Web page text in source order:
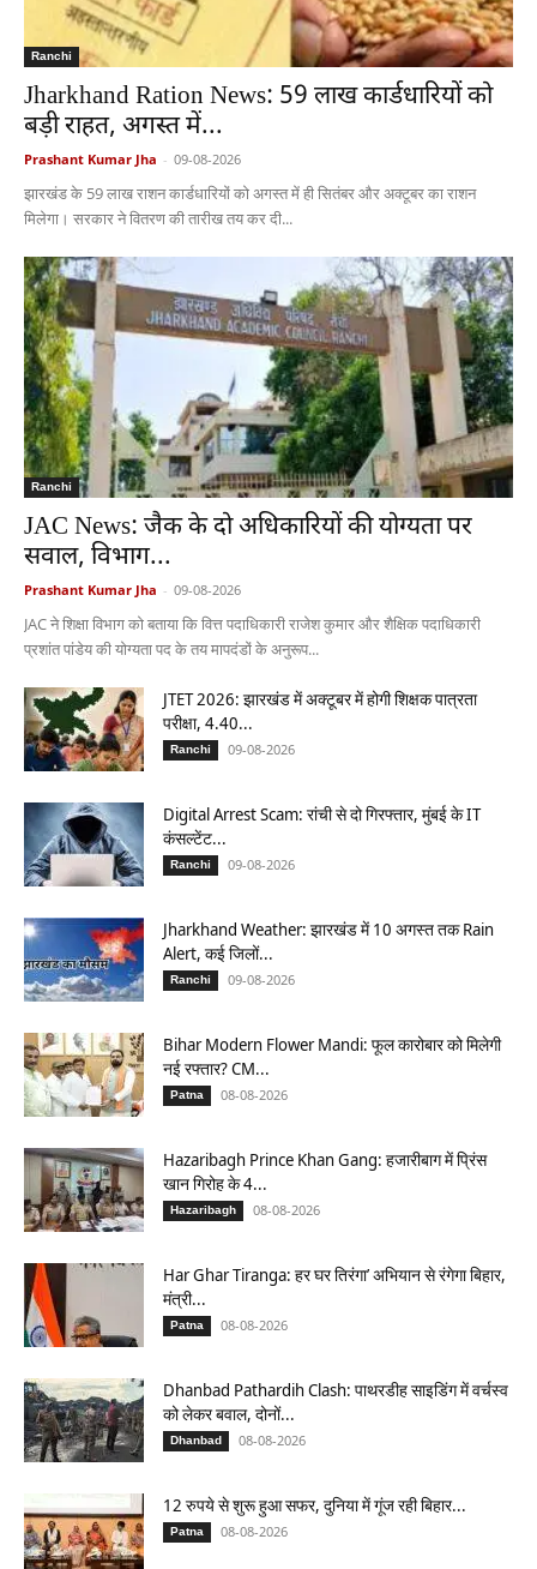
Ranchi
Jharkhand Ration News: 59 लाख कार्डधारियों को
बड़ी राहत, अगस्त में...
Prashant Kumar Jha - 09-08-2026
झारखंड के 59 लाख राशन कार्डधारियों को अगस्त में ही सितंबर और अक्टूबर का राशन
मिलेगा। सरकार ने वितरण की तारीख तय कर दी...
Ranchi
JAC News: जैक के दो अधिकारियों की योग्यता पर
सवाल, विभाग...
Prashant Kumar Jha - 09-08-2026
JAC ने शिक्षा विभाग को बताया कि वित्त पदाधिकारी राजेश कुमार और शैक्षिक पदाधिकारी
प्रशांत पांडेय की योग्यता पद के तय मापदंडों के अनुरूप...
JTET 2026: झारखंड में अक्टूबर में होगी शिक्षक पात्रता
परीक्षा, 4.40...
Ranchi 09-08-2026
Digital Arrest Scam: रांची से दो गिरफ्तार, मुंबई के IT
कंसल्टेंट...
Ranchi 09-08-2026
Jharkhand Weather: झारखंड में 10 अगस्त तक Rain
Alert, कई जिलों...
Ranchi 09-08-2026
Bihar Modern Flower Mandi: फूल कारोबार को मिलेगी
नई रफ्तार? CM...
Patna 08-08-2026
Hazaribagh Prince Khan Gang: हजारीबाग में प्रिंस
खान गिरोह के 4...
Hazaribagh 08-08-2026
Har Ghar Tiranga: हर घर तिरंगा’ अभियान से रंगेगा बिहार,
मंत्री...
Patna 08-08-2026
Dhanbad Pathardih Clash: पाथरडीह साइडिंग में वर्चस्व
को लेकर बवाल, दोनों...
Dhanbad 08-08-2026
12 रुपये से शुरू हुआ सफर, दुनिया में गूंज रही बिहार...
Patna 08-08-2026